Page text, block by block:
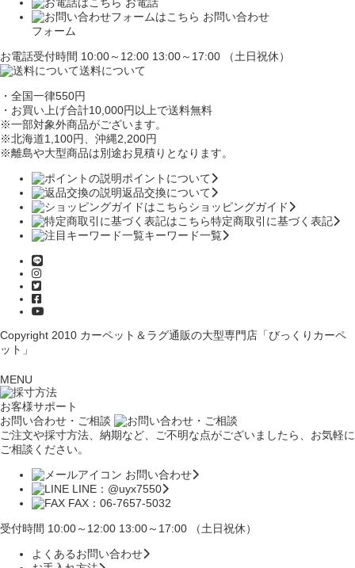
お電話
お問い合わせ
フォーム
お電話受付時間 10:00～12:00 13:00～17:00 （土日祝休）
送料について
・全国一律550円
・お買い上げ合計10,000円 以上で送料無料
※一部対象外商品がございます。
※北海道1,100円、沖縄2,200円
※離島や大型商品は別途お見積りとなります。
ポイントについて
返品交換について
ショッピングガイド
特定商取引に基づく表記
キーワード一覧
Copyright 2010 カーペット＆ラグ通販の大型専門店「びっくりカーペ
ット」
MENU
お客様サポート
お問い合わせ・ご相談
ご注文や採寸方法、納期など、ご不明な点がございましたら、お気軽に
ご相談ください。
お問い合わせ
LINE：@uyx7550
FAX：06-7657-5032
受付時間 10:00～12:00 13:00～17:00 （土日祝休）
よくあるお問い合わせ